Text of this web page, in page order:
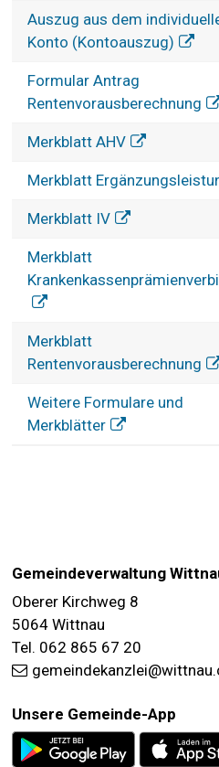
Auszug aus dem
Konto (Kontoauszug)
Formular Antrag
Rentenvorausberechnung
Merkblatt AHV
Merkblatt
Merkblatt IV
Merkblatt
Merkblatt
Rentenvorausberechnung
Weitere Formulare und
Merkblätter
FOOTER
Gemeindeverwaltung
Oberer Kirchweg 8
5064 Wittnau
Tel. 062 865 67 20
Unsere Gemeinde-App